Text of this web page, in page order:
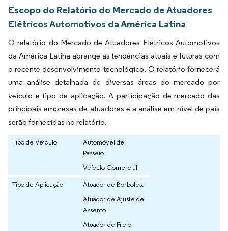
Escopo do Relatório do Mercado de Atuadores
Elétricos Automotivos da América Latina
O relatório do Mercado de Atuadores Elétricos Automotivos
da América Latina abrange as tendências atuais e futuras com
o recente desenvolvimento tecnológico. O relatório fornecerá
uma análise detalhada de diversas áreas do mercado por
veículo e tipo de aplicação. A participação de mercado das
principais empresas de atuadores e a análise em nível de país
serão fornecidas no relatório.
Tipo de Veículo
Automóvel de
Passeio
Veículo Comercial
Tipo de Aplicação
Atuador de Borboleta
Atuador de Ajuste de
Assento
Atuador de Freio